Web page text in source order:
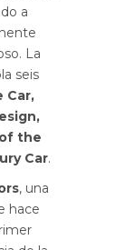
a
La
seis
Car,
the
Car.
, una
hace